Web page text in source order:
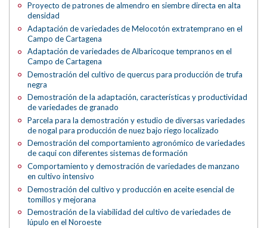
Proyecto de patrones de almendro en siembre directa en alta
densidad
Adaptación de variedades de Melocotón extratemprano en el
Campo de Cartagena
Adaptación de variedades de Albaricoque tempranos en el
Campo de Cartagena
Demostración del cultivo de quercus para producción de trufa
negra
Demostración de la adaptación, características y productividad
de variedades de granado
Parcela para la demostración y estudio de diversas variedades
de nogal para producción de nuez bajo riego localizado
Demostración del comportamiento agronómico de variedades
de caqui con diferentes sistemas de formación
Comportamiento y demostración de variedades de manzano
en cultivo intensivo
Demostración del cultivo y producción en aceite esencial de
tomillos y mejorana
Demostración de la viabilidad del cultivo de variedades de
lúpulo en el Noroeste